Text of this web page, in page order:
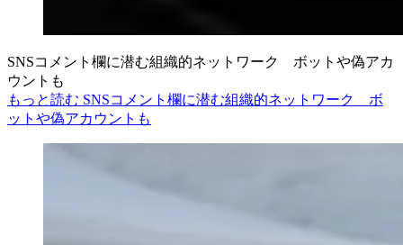
SNSコメント欄に潜む組織的ネットワーク ボットや偽アカ
ウントも
もっと読む SNSコメント欄に潜む組織的ネットワーク ボ
ットや偽アカウントも